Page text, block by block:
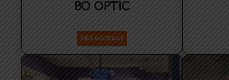
BO OPTIC
INFO BOUTIQUE